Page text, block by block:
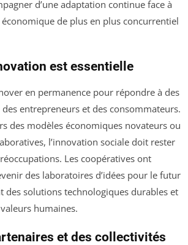
d’une adaptation continue face à
de plus en plus concurrentiel
est essentielle
en permanence pour répondre à des
entrepreneurs et des consommateurs.
des modèles économiques novateurs ou
l’innovation sociale doit rester
Les coopératives ont
des laboratoires d’idées pour le futur
des solutions technologiques durables et
humaines.
et des collectivités